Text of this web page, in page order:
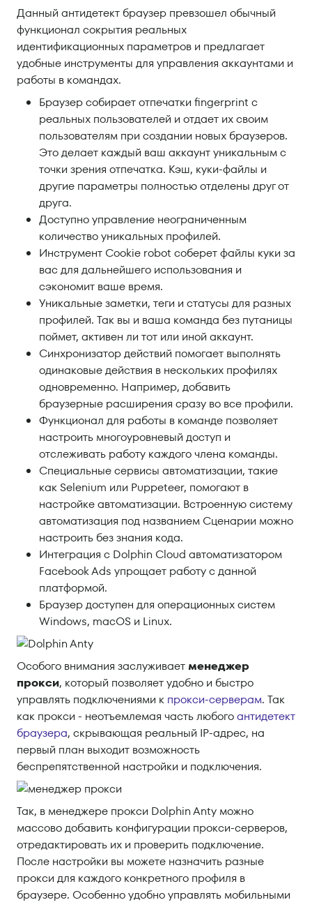
Данный антидетект браузер превзошел обычный
функционал сокрытия реальных
идентификационных параметров и предлагает
удобные инструменты для управления аккаунтами и
работы в командах.
Браузер собирает отпечатки fingerprint c
реальных пользователей и отдает их своим
пользователям при создании новых браузеров.
Это делает каждый ваш аккаунт уникальным с
точки зрения отпечатка. Кэш, куки-файлы и
другие параметры полностью отделены друг от
друга.
Доступно управление неограниченным
количество уникальных профилей.
Инструмент Cookie robot соберет файлы куки за
вас для дальнейшего использования и
сэкономит ваше время.
Уникальные заметки, теги и статусы для разных
профилей. Так вы и ваша команда без путаницы
поймет, активен ли тот или иной аккаунт.
Синхронизатор действий помогает выполнять
одинаковые действия в нескольких профилях
одновременно. Например, добавить
браузерные расширения сразу во все профили.
Функционал для работы в команде позволяет
настроить многоуровневый доступ и
отслеживать работу каждого члена команды.
Специальные сервисы автоматизации, такие
как Selenium или Puppeteer, помогают в
настройке автоматизации. Встроенную систему
автоматизация под названием Сценарии можно
настроить без знания кода.
Интеграция с Dolphin Cloud автоматизатором
Facebook Ads упрощает работу с данной
платформой.
Браузер доступен для операционных систем
Windows, macOS и Linux.
Особого внимания заслуживаетменеджер
прокси, который позволяет удобно и быстро
управлять подключениями к прокси-серверам. Так
как прокси - неотъемлемая часть любогоантидетект
браузера, скрывающая реальный IP-адрес, на
первый план выходит возможность
беспрепятственной настройки и подключения.
Так, в менеджере прокси Dolphin Anty можно
массово добавить конфигурации прокси-серверов,
отредактировать их и проверить подключение.
После настройки вы можете назначить разные
прокси для каждого конкретного профиля в
браузере. Особенно удобно управлять мобильными